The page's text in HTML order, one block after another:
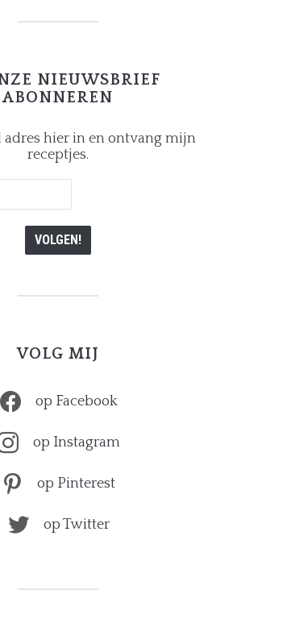
NIEUWSBRIEF
ABONNEREN
adres hier in en ontvang mijn
receptjes.
VOLG MIJ
op Facebook
op Instagram
op Pinterest
op Twitter